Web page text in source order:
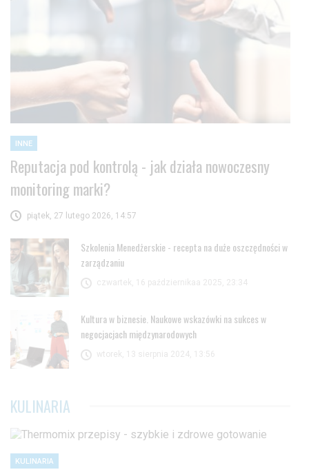
INNE
Reputacja pod kontrolą - jak działa nowoczesny
monitoring marki?
piątek, 27 lutego 2026, 14:57
Szkolenia Menedżerskie - recepta na duże oszczędności w
zarządzaniu
czwartek, 16 październikaa 2025, 23:34
Kultura w biznesie. Naukowe wskazówki na sukces w
negocjacjach międzynarodowych
wtorek, 13 sierpnia 2024, 13:56
KULINARIA
KULINARIA